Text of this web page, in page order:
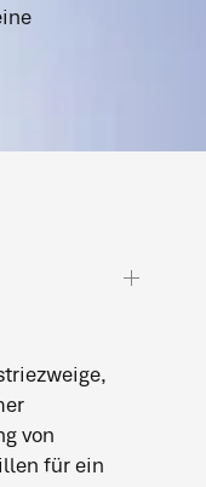
von
für ein